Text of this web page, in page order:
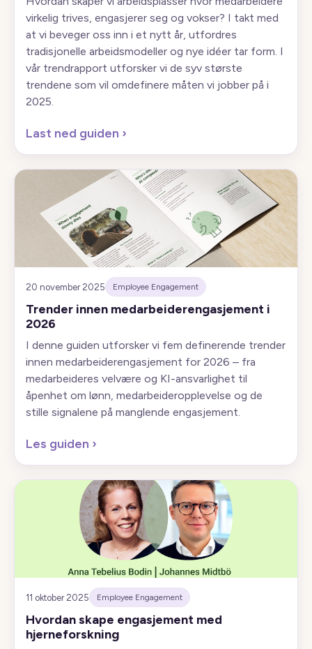
virkelig trives, engasjerer seg og vokser? I takt med
at vi beveger oss inn i et nytt år, utfordres
tradisjonelle arbeidsmodeller og nye idéer tar form. I
vår trendrapport utforsker vi de syv største
trendene som vil omdefinere måten vi jobber på i
2025.
Last ned guiden ›
20 november 2025 Employee Engagement
Trender innen medarbeiderengasjement i
2026
I denne guiden utforsker vi fem definerende trender
innen medarbeiderengasjement for 2026 – fra
medarbeideres velvære og KI-ansvarlighet til
åpenhet om lønn, medarbeideropplevelse og de
stille signalene på manglende engasjement.
Les guiden ›
11 oktober 2025 Employee Engagement
Hvordan skape engasjement med
hjerneforskning